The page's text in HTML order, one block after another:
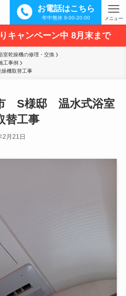
お電話はこちら
年中無休 9:00-20:00 メニュー
キャンペーン中 8月末まで
室乾燥機の修理・交換
工事例
燥機取替工事
S様邸 温水式浴室
替工事
2月21日